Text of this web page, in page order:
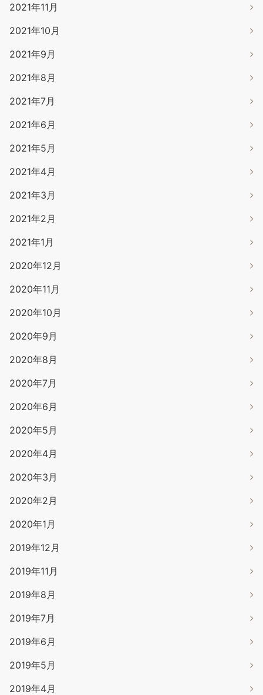
2021年11月
2021年10月
2021年9月
2021年8月
2021年7月
2021年6月
2021年5月
2021年4月
2021年3月
2021年2月
2021年1月
2020年12月
2020年11月
2020年10月
2020年9月
2020年8月
2020年7月
2020年6月
2020年5月
2020年4月
2020年3月
2020年2月
2020年1月
2019年12月
2019年11月
2019年8月
2019年7月
2019年6月
2019年5月
2019年4月